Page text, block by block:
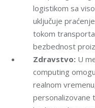
logistikom sa
uključuje
tokom
bezbednost
Zdravstvo: U
computing
realnom
personalizovane